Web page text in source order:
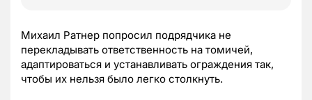
Михаил Ратнер попросил подрядчика не
перекладывать ответственность на томичей,
адаптироваться и устанавливать ограждения так,
чтобы их нельзя было легко столкнуть.